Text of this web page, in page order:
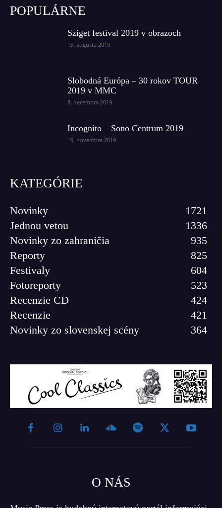
POPULÁRNE
Sziget festival 2019 v obrazoch
15. augusta 2019
Slobodná Európa – 30 rokov TOUR
2019 v MMC
8. decembra 2019
Incognito – Sono Centrum 2019
19. novembra 2019
KATEGÓRIE
Novinky
1721
Jednou vetou
1336
Novinky zo zahraničia
935
Reporty
825
Festivaly
604
Fotoreporty
523
Recenzie CD
424
Recenzie
421
Novinky zo slovenskej scény
364
O NÁS